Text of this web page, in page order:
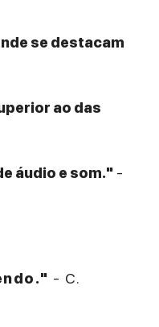
se destacam
ao das
áudio e som." -
- C.